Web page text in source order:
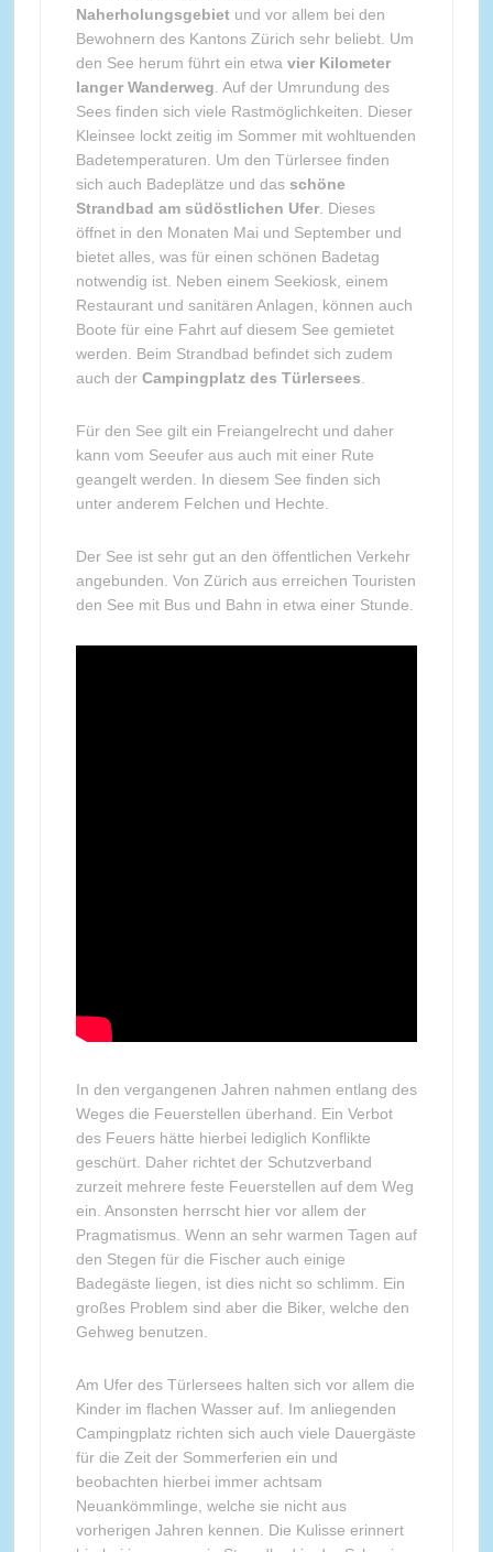
Naherholungsgebietund vor allem bei den
Bewohnern des Kantons Zürich sehr beliebt. Um
den See herum führt ein etwa vier Kilometer
langer Wanderweg . Auf der Umrundung des
Sees finden sich viele Rastmöglichkeiten. Dieser
Kleinsee lockt zeitig im Sommer mit wohltuenden
Badetemperaturen. Um den Türlersee finden
sich auch Badeplätze und das schöne
Strandbad am südöstlichen Ufer. Dieses
öffnet in den Monaten Mai und September und
bietet alles, was für einen schönen Badetag
notwendig ist. Neben einem Seekiosk, einem
Restaurant und sanitären Anlagen, können auch
Boote für eine Fahrt auf diesem See gemietet
werden. Beim Strandbad befindet sich zudem
auch der Campingplatz des Türlersees
Für den See gilt ein Freiangelrecht und daher
kann vom Seeufer aus auch mit einer Rute
geangelt werden. In diesem See finden sich
unter anderem Felchen und Hechte.
Der See ist sehr gut an den öffentlichen Verkehr
angebunden. Von Zürich aus erreichen Touristen
den See mit Bus und Bahn in etwa einer Stunde.
In den vergangenen Jahren nahmen entlang des
Weges die Feuerstellen überhand. Ein Verbot
des Feuers hätte hierbei lediglich Konflikte
geschürt. Daher richtet der Schutzverband
zurzeit mehrere feste Feuerstellen auf dem Weg
ein. Ansonsten herrscht hier vor allem der
Pragmatismus. Wenn an sehr warmen Tagen auf
den Stegen für die Fischer auch einige
Badegäste liegen, ist dies nicht so schlimm. Ein
großes Problem sind aber die Biker, welche den
Gehweg benutzen.
Am Ufer des Türlersees halten sich vor allem die
Kinder im flachen Wasser auf. Im anliegenden
Campingplatz richten sich auch viele Dauergäste
für die Zeit der Sommerferien ein und
beobachten hierbei immer achtsam
Neuankömmlinge, welche sie nicht aus
vorherigen Jahren kennen. Die Kulisse erinnert